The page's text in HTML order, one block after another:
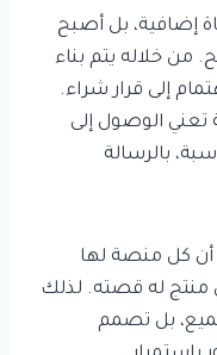
إضافية، بل أصبح
من خلاله يتم بناء
إلى قرار شراء.
تعني الوصول إلى
بالرسالة
أن كل منصة لها
منتج له قصته. لذلك
بل تصمم